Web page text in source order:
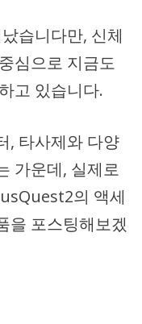
습니다만, 신체
심으로 지금도
고 있습니다.
, 타사제와 다양
가운데, 실제로
의 액세
을 포스팅해보겠